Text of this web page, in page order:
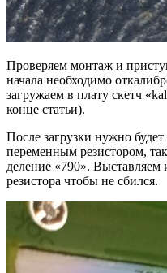
Проверяем монтаж и
начала необходимо
загружаем в плату скетч
конце статьи).
После загрузки нужно
переменным резистором,
деление «790».
резистора чтобы не сбился.